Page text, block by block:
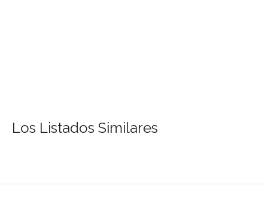
Los Listados Similares